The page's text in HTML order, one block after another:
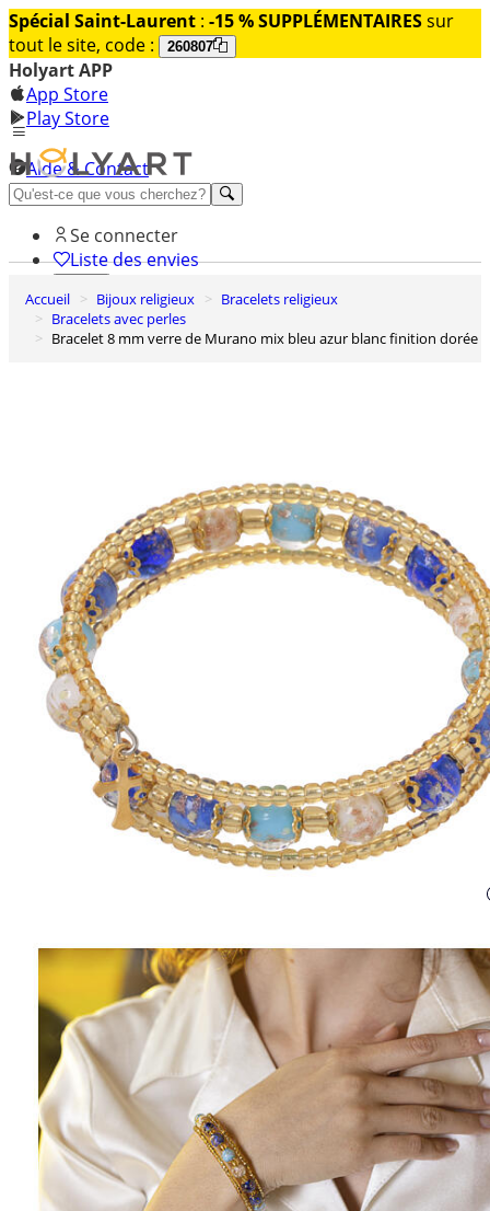
Spécial Saint-Laurent : -15 % SUPPLÉMENTAIRESsur
tout le site, code :
260807
Holyart APP
App Store
Play Store
Aide & Contact
Découvrez Premium
Se connecter
Liste des envies
0
Panier
Accueil Bijoux religieux
Bracelets religieux
Bracelets avec perles
Bracelet 8 mm verre de Murano mix bleu azur blanc finition dorée